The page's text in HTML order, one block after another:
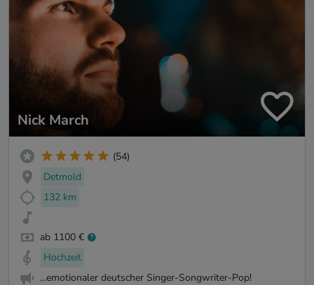
Nick March
(54)
Detmold
132 km
ab 1100 €
Hochzeit
...emotionaler deutscher Singer-Songwriter-Pop!